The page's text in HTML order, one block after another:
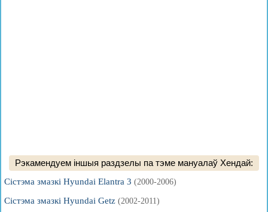
Рэкамендуем іншыя раздзелы па тэме мануалаў Хендай:
Сістэма змазкі Hyundai Elantra 3 (2000-2006)
Сістэма змазкі Hyundai Getz (2002-2011)